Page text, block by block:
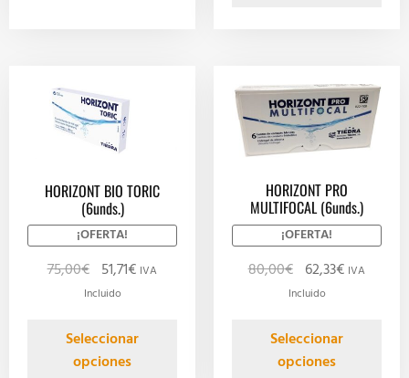
HORIZONT BIO TORIC
(6unds.)
¡OFERTA!
75,00€ 51,71€ IVA
Incluido
Seleccionar
opciones
HORIZONT PRO
MULTIFOCAL (6unds.)
¡OFERTA!
80,00€ 62,33€ IVA
Incluido
Seleccionar
opciones